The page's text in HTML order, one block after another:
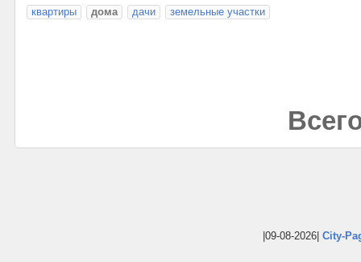
квартиры дома дачи земельные участки
|09-08-2026| City-